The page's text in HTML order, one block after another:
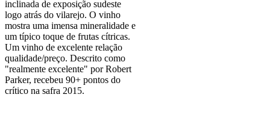
inclinada de exposição sudeste
logo atrás do vilarejo. O vinho
mostra uma imensa mineralidade e
um típico toque de frutas cítricas.
Um vinho de excelente relação
qualidade/preço. Descrito como
"realmente excelente" por Robert
Parker, recebeu 90+ pontos do
crítico na safra 2015.